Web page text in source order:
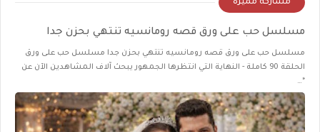
مشاركة مميزة
مسلسل حب على ورق قصه رومانسيه تنتهي بحزن جدا
مسلسل حب على ورق قصه رومانسيه تنتهي بحزن جدا مسلسل حب على ورق
الحلقة 90 كاملة - النهاية التي انتظرها الجمهور يبحث آلاف المشاهدين الآن عن
*…